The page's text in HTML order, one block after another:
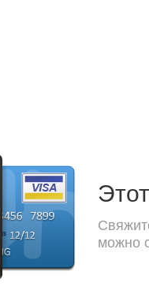
можно